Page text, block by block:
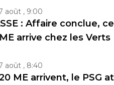
août , 9:00
: Affaire conclue,
arrive chez les Verts
août , 8:40
ME arrivent, le PSG